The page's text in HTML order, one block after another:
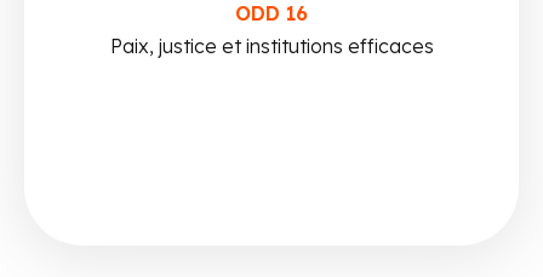
ODD 16
Paix, justice et institutions efficaces